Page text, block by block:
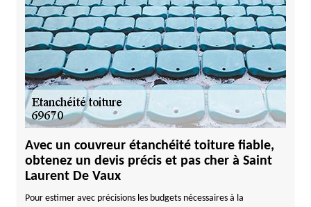
Avec un couvreur étanchéité toiture fiable,
obtenez un devis précis et pas cher à Saint
Laurent De Vaux
Pour estimer avec précisions les budgets nécessaires à la